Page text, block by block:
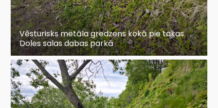
Vēsturisks metāla gredzens kokā pie takas
Doles salas dabas parkā